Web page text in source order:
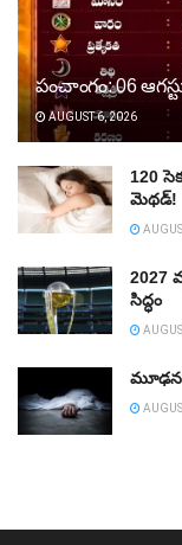
పంచాంగం: 06
AUGUST 6, 2026
120
మెథడ్!
2027
సిద్ధం